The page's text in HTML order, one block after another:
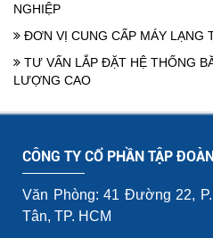
NGHIỆP
ĐƠN VỊ CUNG CẤP MÁY LẠNG
TƯ VẤN LẮP ĐẶT HỆ THỐNG
LƯỢNG CAO
CÔNG TY CỔ PHẦN TẬP
Văn Phòng: 41 Đường 22,
Tân, TP. HCM